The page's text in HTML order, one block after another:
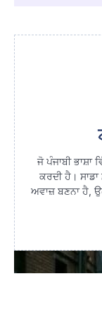
ਜੋ ਪੰਜਾਬੀ ਭਾਸ਼ਾ
ਕਰਦੀ ਹੈ।
ਅਵਾਜ਼ ਬਣਨਾ ਹੈ,